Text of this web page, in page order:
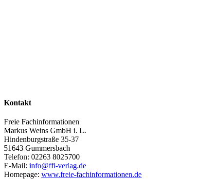
Kontakt
Freie Fachinformationen
Markus Weins GmbH i. L.
Hindenburgstraße 35-37
51643 Gummersbach
Telefon: 02263 8025700
E-Mail: info@ffi-verlag.de
Homepage: www.freie-fachinformationen.de